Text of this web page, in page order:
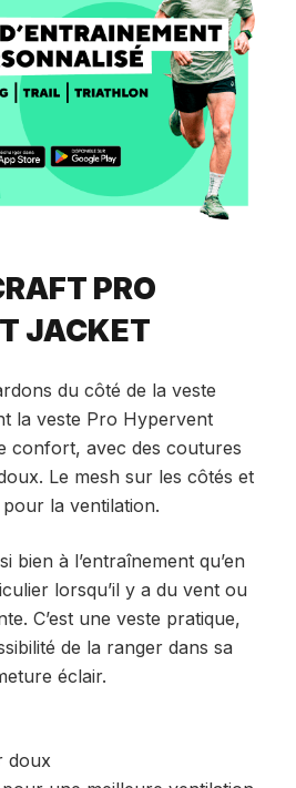
PRO
JACKET
du côté de la veste
la veste Pro Hypervent
confort, avec des coutures
Le mesh sur les côtés et
la ventilation.
bien à l’entraînement qu’en
lorsqu’il y a du vent ou
C’est une veste pratique,
de la ranger dans sa
éclair.
doux